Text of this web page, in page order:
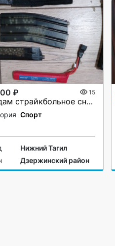
₽ 15
ПРодам страйкбольное снаряжение, привод
Спорт
Нижний Тагил
Дзержинский район